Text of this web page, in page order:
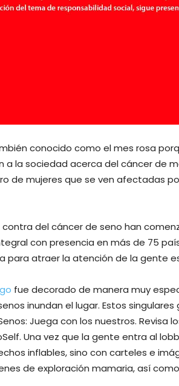
conocido como el mes rosa
a la sociedad acerca del cáncer de
de mujeres que se ven afectadas
del cáncer de seno han
con presencia en más de 75
para atraer la atención de la gente
fue decorado de manera muy
inundan el lugar. Estos singulares
Juega con los nuestros. Revisa
Una vez que la gente entra al
inflables, sino con carteles e
de exploración mamaria, así